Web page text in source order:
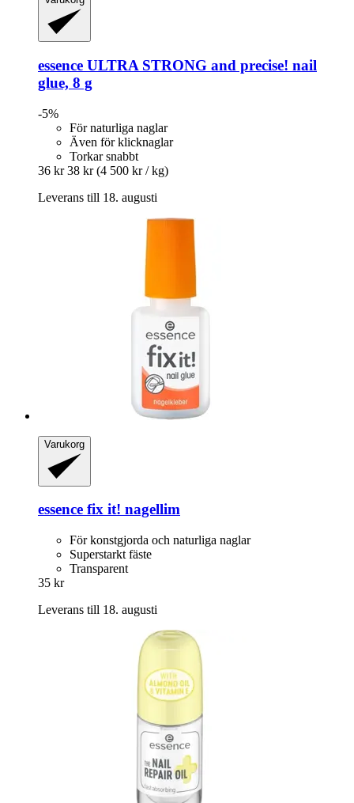
essence ULTRA STRONG and precise! nail
glue, 8 g
-5%
För naturliga naglar
Även för klicknaglar
Torkar snabbt
36 kr 38 kr (4 500 kr / kg)
Leverans till 18. augusti
Varukorg
essence fix it! nagellim
För konstgjorda och naturliga naglar
Superstarkt fäste
Transparent
35 kr
Leverans till 18. augusti